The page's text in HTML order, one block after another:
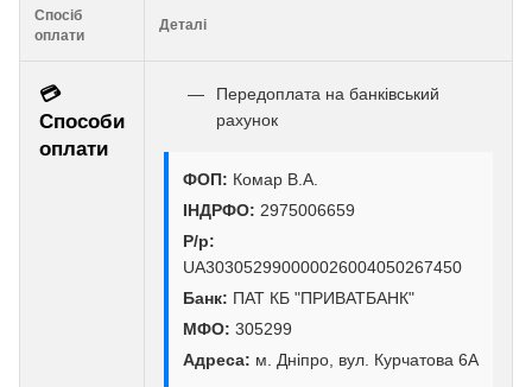
Спосіб
оплати
Деталі
💳
Способи
оплати
Передоплата на банківський
рахунок
ФОП: Комар В.А.
ІНДРФО: 2975006659
Р/р:
UA303052990000026004050267450
Банк: ПАТ КБ "ПРИВАТБАНК"
МФО: 305299
Адреса: м. Дніпро, вул. Курчатова 6А